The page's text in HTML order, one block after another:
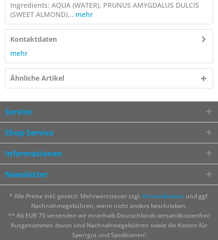
Ingredients: AQUA (WATER), PRUNUS AMYGDALUS DULCIS
(SWEET ALMOND)... mehr
Kontaktdaten
mehr
Ähnliche Artikel
Service
Shop Service
Informationen
Newsletter
* Alle Preise inkl. gesetzl. Mehrwertsteuer zzgl. Versandkosten und ggf.
Nachnahmegebühren, wenn nicht anders beschrieben.
** Ab EUR 75 versenden wir innerhalb Deutschlands versandkostenfrei!
Ausgenommen davon sind Nachnahmegebühren sowie die Kosten für
Sperrgut und Speditionen!